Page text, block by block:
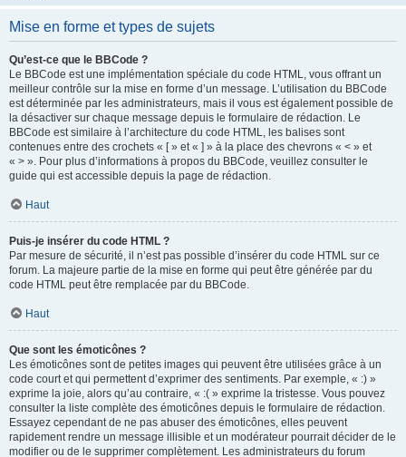
Mise en forme et types de sujets
Qu’est-ce que le BBCode ?
Le BBCode est une implémentation spéciale du code HTML, vous offrant un
meilleur contrôle sur la mise en forme d’un message. L’utilisation du BBCode
est déterminée par les administrateurs, mais il vous est également possible de
la désactiver sur chaque message depuis le formulaire de rédaction. Le
BBCode est similaire à l’architecture du code HTML, les balises sont
contenues entre des crochets « [ » et « ] » à la place des chevrons « < » et
« > ». Pour plus d’informations à propos du BBCode, veuillez consulter le
guide qui est accessible depuis la page de rédaction.
Haut
Puis-je insérer du code HTML ?
Par mesure de sécurité, il n’est pas possible d’insérer du code HTML sur ce
forum. La majeure partie de la mise en forme qui peut être générée par du
code HTML peut être remplacée par du BBCode.
Haut
Que sont les émoticônes ?
Les émoticônes sont de petites images qui peuvent être utilisées grâce à un
code court et qui permettent d’exprimer des sentiments. Par exemple, « :) »
exprime la joie, alors qu’au contraire, « :( » exprime la tristesse. Vous pouvez
consulter la liste complète des émoticônes depuis le formulaire de rédaction.
Essayez cependant de ne pas abuser des émoticônes, elles peuvent
rapidement rendre un message illisible et un modérateur pourrait décider de le
modifier ou de le supprimer complètement. Les administrateurs du forum